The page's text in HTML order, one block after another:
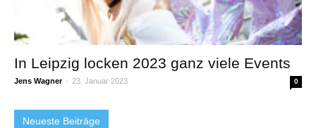
In Leipzig locken 2023 ganz viele Events
Jens Wagner - 23. Januar 2023 0
Neueste Beiträge